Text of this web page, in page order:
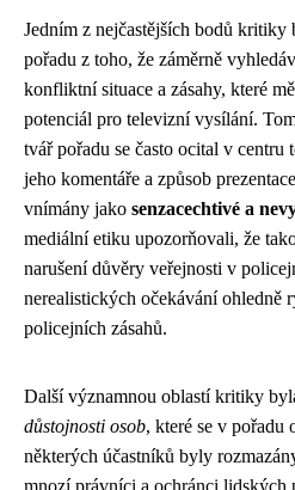
Jedním z nejčastějších bodů
pořadu z toho, že záměrně
konfliktní situace a zásahy, které
potenciál pro televizní vysílání.
tvář pořadu se často ocital v
jeho komentáře a způsob
vnímány jako senzacechtivé a
mediální etiku upozorňovali, že
narušení důvěry veřejnosti v
nerealistických očekávání ohledně
policejních zásahů.
Další významnou oblastí kritiky
důstojnosti osob, které se v pořadu
některých účastníků byly
mnozí právníci a ochránci lidských